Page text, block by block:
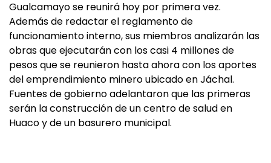
Gualcamayo se reunirá hoy por primera vez.
Además de redactar el reglamento de
funcionamiento interno, sus miembros analizarán las
obras que ejecutarán con los casi 4 millones de
pesos que se reunieron hasta ahora con los aportes
del emprendimiento minero ubicado en Jáchal.
Fuentes de gobierno adelantaron que las primeras
serán la construcción de un centro de salud en
Huaco y de un basurero municipal.